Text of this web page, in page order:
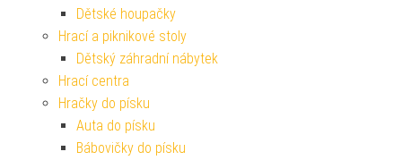
Dětské houpačky
Hrací a piknikové stoly
Dětský záhradní nábytek
Hrací centra
Hračky do písku
Auta do písku
Bábovičky do písku